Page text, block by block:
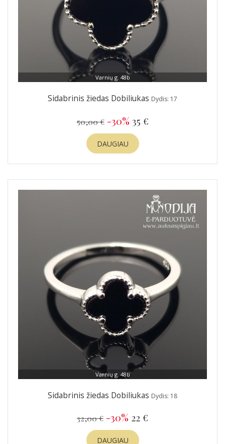
Varnių g. 48b
Sidabrinis žiedas Dobiliukas Dydis: 17
50,00 € -30% 35 €
DAUGIAU
Varnių g. 48b
Sidabrinis žiedas Dobiliukas Dydis: 18
32,00 € -30% 22 €
DAUGIAU